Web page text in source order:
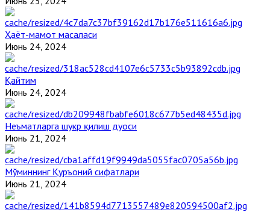
Ҳаёт-мамот масаласи
Июнь 24, 2024
Қайтим
Июнь 24, 2024
Неъматларга шукр қилиш дуоси
Июнь 21, 2024
Мўминнинг Қуръоний сифатлари
Июнь 21, 2024